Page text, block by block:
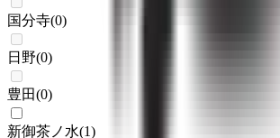
国分寺(0)
日野(0)
豊田(0)
新御茶ノ水(1)